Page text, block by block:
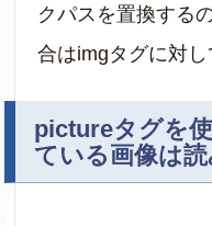
クパスを置換する
合はimgタグに対し
pictureタグを
ている画像は